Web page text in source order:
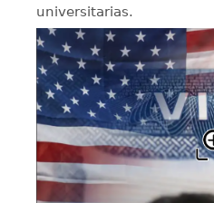
universitarias.